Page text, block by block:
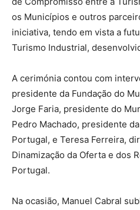
os Municípios e outros
iniciativa, tendo em vista a
Turismo Industrial,
A cerimónia contou com
presidente da Fundação do
Jorge Faria, presidente do
Pedro Machado, presidente
Portugal, e Teresa Ferreira,
Dinamização da Oferta e dos
Portugal.
Na ocasião, Manuel Cabral